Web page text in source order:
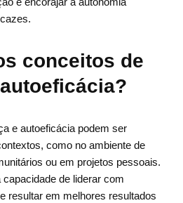
conceitos de
e autoeficácia podem ser
como no ambiente de
ou em projetos pessoais.
de liderar com
resultar em melhores resultados